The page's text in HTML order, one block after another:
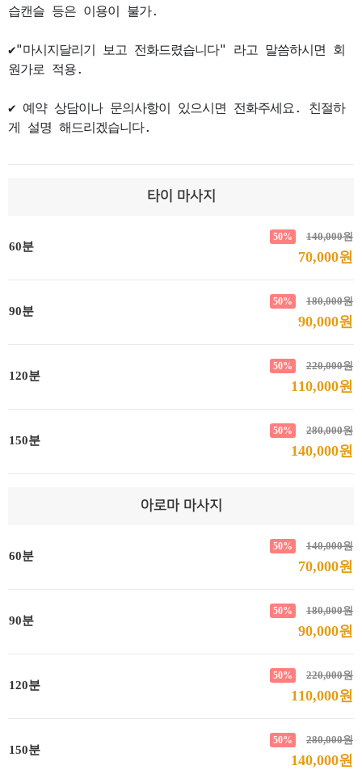
습캔슬 등은 이용이 불가.
✔"마시지달리기 보고 전화드렸습니다" 라고 말씀하시면 회
원가로 적용.
✔ 예약 상담이나 문의사항이 있으시면 전화주세요. 친절하
게 설명 해드리겠습니다.
타이 마사지
60분
140,000원
50%
70,000원
90분
180,000원
50%
90,000원
120분
220,000원
50%
110,000원
150분
280,000원
50%
140,000원
아로마 마사지
60분
140,000원
50%
70,000원
90분
180,000원
50%
90,000원
120분
220,000원
50%
110,000원
150분
280,000원
50%
140,000원